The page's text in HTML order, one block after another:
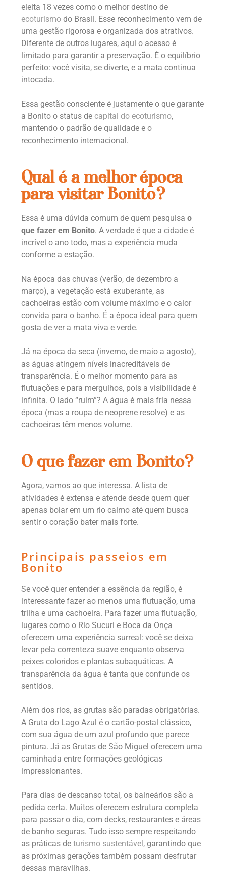
eleita 18 vezes como o melhor destino de
ecoturismo do Brasil. Esse reconhecimento vem de
uma gestão rigorosa e organizada dos atrativos.
Diferente de outros lugares, aqui o acesso é
limitado para garantir a preservação. É o equilíbrio
perfeito: você visita, se diverte, e a mata continua
intocada.
Essa gestão consciente é justamente o que garante
a Bonito o status de capital do ecoturismo,
mantendo o padrão de qualidade e o
reconhecimento internacional.
Qual é a melhor época
para visitar Bonito?
Essa é uma dúvida comum de quem pesquisa o
que fazer em Bonito. A verdade é que a cidade é
incrível o ano todo, mas a experiência muda
conforme a estação.
Na época das chuvas (verão, de dezembro a
março), a vegetação está exuberante, as
cachoeiras estão com volume máximo e o calor
convida para o banho. É a época ideal para quem
gosta de ver a mata viva e verde.
Já na época da seca (inverno, de maio a agosto),
as águas atingem níveis inacreditáveis de
transparência. É o melhor momento para as
flutuações e para mergulhos, pois a visibilidade é
infinita. O lado “ruim”? A água é mais fria nessa
época (mas a roupa de neoprene resolve) e as
cachoeiras têm menos volume.
O que fazer em Bonito?
Agora, vamos ao que interessa. A lista de
atividades é extensa e atende desde quem quer
apenas boiar em um rio calmo até quem busca
sentir o coração bater mais forte.
Principais passeios em
Bonito
Se você quer entender a essência da região, é
interessante fazer ao menos uma flutuação, uma
trilha e uma cachoeira. Para fazer uma flutuação,
lugares como o Rio Sucuri e Boca da Onça
oferecem uma experiência surreal: você se deixa
levar pela correnteza suave enquanto observa
peixes coloridos e plantas subaquáticas. A
transparência da água é tanta que confunde os
sentidos.
Além dos rios, as grutas são paradas obrigatórias.
A Gruta do Lago Azul é o cartão-postal clássico,
com sua água de um azul profundo que parece
pintura. Já as Grutas de São Miguel oferecem uma
caminhada entre formações geológicas
impressionantes.
Para dias de descanso total, os balneários são a
pedida certa. Muitos oferecem estrutura completa
para passar o dia, com decks, restaurantes e áreas
de banho seguras. Tudo isso sempre respeitando
as práticas de turismo sustentável, garantindo que
as próximas gerações também possam desfrutar
dessas maravilhas.